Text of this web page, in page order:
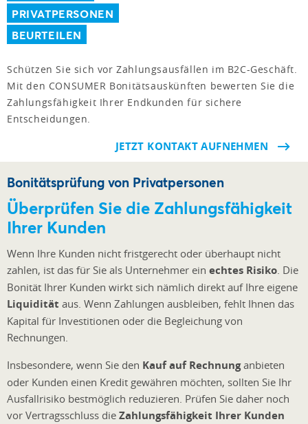
PRIVATPERSONEN
BEURTEILEN
Schützen Sie sich vor Zahlungsausfällen im B2C-Geschäft.
Mit den CONSUMER Bonitätsauskünften bewerten Sie die
Zahlungsfähigkeit Ihrer Endkunden für sichere
Entscheidungen.
JETZT KONTAKT AUFNEHMEN
Bonitätsprüfung von Privatpersonen
Überprüfen Sie die Zahlungsfähigkeit
Ihrer Kunden
Wenn Ihre Kunden nicht fristgerecht oder überhaupt nicht
zahlen, ist das für Sie als Unternehmer ein echtes Risiko . Die
Bonität Ihrer Kunden wirkt sich nämlich direkt auf Ihre eigene
Liquidität aus. Wenn Zahlungen ausbleiben, fehlt Ihnen das
Kapital für Investitionen oder die Begleichung von
Rechnungen.
Insbesondere, wenn Sie den Kauf auf Rechnunganbieten
oder Kunden einen Kredit gewähren möchten, sollten Sie Ihr
Ausfallrisiko bestmöglich reduzieren. Prüfen Sie daher noch
vor Vertragsschluss die Zahlungsfähigkeit Ihrer Kunden